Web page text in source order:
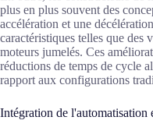
plus en plus souvent des
accélération et une
caractéristiques telles que des
moteurs jumelés. Ces
réductions de temps de cycle
rapport aux configurations
Intégration de l'automatisation